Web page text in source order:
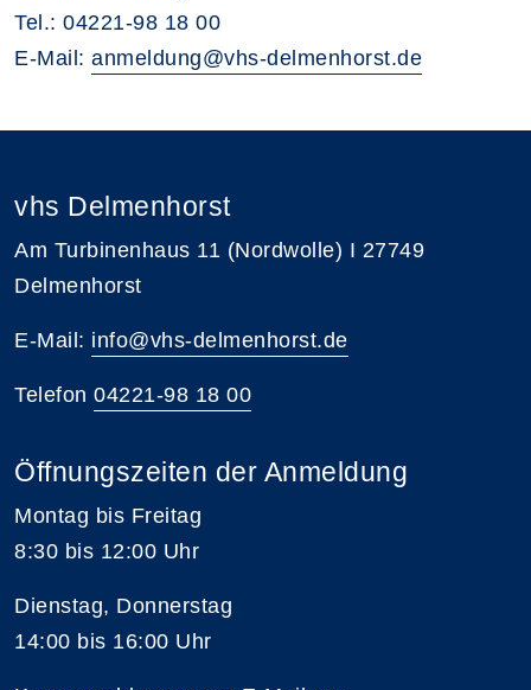
Tel.: 04221-98 18 00
E-Mail: anmeldung@vhs-delmenhorst.de
vhs Delmenhorst
Am Turbinenhaus 11 (Nordwolle) I 27749
Delmenhorst
E-Mail: info@vhs-delmenhorst.de
Telefon 04221-98 18 00
Öffnungszeiten der Anmeldung
Montag bis Freitag
8:30 bis 12:00 Uhr
Dienstag, Donnerstag
14:00 bis 16:00 Uhr